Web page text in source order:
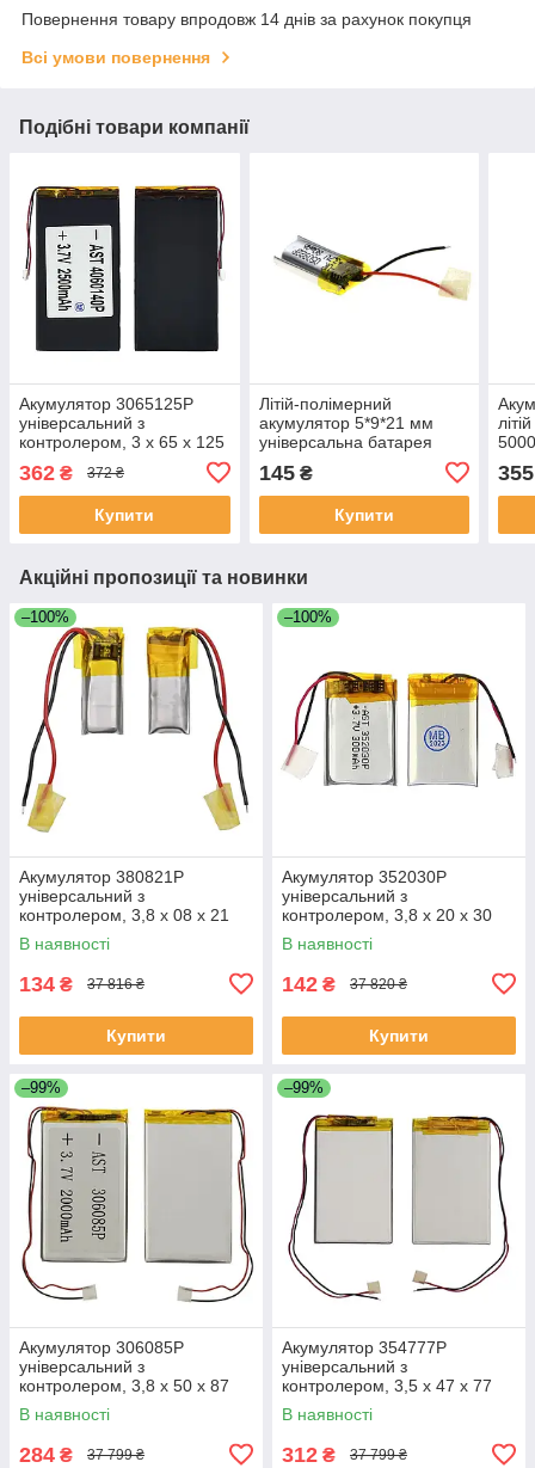
Повернення товару впродовж 14 днів за рахунок покупця
Всі умови повернення
Подібні товари компанії
Акумулятор 3065125P
універсальний з
контролером, 3 х 65 х 125
планшета
362 ₴ 372 ₴
Купити
Літій-полімерний
акумулятор 5*9*21 мм
універсальна батарея
145₴
Купити
355
Акційні пропозиції та новинки
–100%
Акумулятор 380821P
універсальний з
контролером, 3,8 х 08 х 21
мм (35 mAh)/ для TWS
навушників, bluetooth
В наявності
134 ₴ 37 816 ₴
Купити
–100%
Акумулятор 352030P
універсальний з
контролером, 3,8 х 20 х 30
мм (250 mAh)/ для TWS
навушників, bluetooth
В наявності
142 ₴ 37 820 ₴
Купити
–99%
Акумулятор 306085P
універсальний з
контролером, 3,8 х 50 х 87
мм (1100 mAh)/ для
смартфона, планшета
В наявності
284 ₴ 37 799 ₴
–99%
Акумулятор 354777P
універсальний з
контролером, 3,5 х 47 х 77
мм (1350 mAh)/ для
смартфона, планшета
В наявності
312 ₴ 37 799 ₴